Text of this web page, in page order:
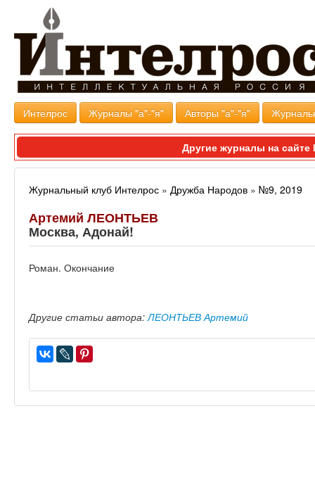
Интелрос Журналы "а"-"я" Авторы "а"-"я"
Другие журналы на
Журнальный клуб Интелрос » Дружба Народов » №9, 2019
Артемий ЛЕОНТЬЕВ
Москва, Адонай!
Роман. Окончание
Другие статьи автора:ЛЕОНТЬЕВ Артемий